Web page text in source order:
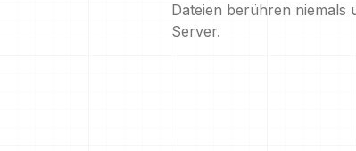
Dateien berühren niemals
Server.